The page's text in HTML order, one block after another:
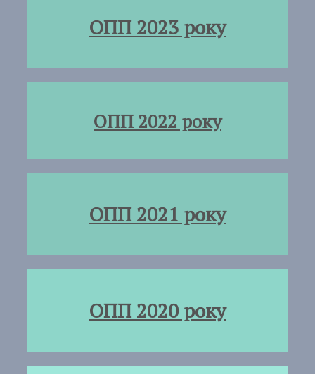
ОПП 2023 року
ОПП 2022 року
ОПП 2021 року
ОПП 2020 року